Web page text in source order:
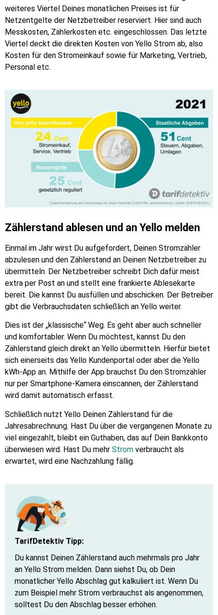
weiteres Viertel Deines monatlichen Preises ist für
Netzentgelte der Netzbetreiber reserviert. Hier sind auch
Messkosten, Zählerkosten etc. eingeschlossen. Das letzte
Viertel deckt die direkten Kosten von Yello Strom ab, also
Kosten für den Stromeinkauf sowie für Marketing, Vertrieb,
Personal etc.
Zählerstand ablesen und an Yello melden
Einmal im Jahr wirst Du aufgefordert, Deinen Stromzähler
abzulesen und den Zählerstand an Deinen Netzbetreiber zu
übermitteln. Der Netzbetreiber schreibt Dich dafür meist
extra per Post an und stellt eine frankierte Ablesekarte
bereit. Die kannst Du ausfüllen und abschicken. Der Betreiber
gibt die Verbrauchsdaten schließlich an Yello weiter.
Dies ist der „klassische“ Weg. Es geht aber auch schneller
und komfortabler. Wenn Du möchtest, kannst Du den
Zählerstand gleich direkt an Yello übermitteln. Hierfür bietet
sich einerseits das Yello Kundenportal oder aber die Yello
kWh-App an. Mithilfe der App brauchst Du den Stromzähler
nur per Smartphone-Kamera einscannen, der Zählerstand
wird damit automatisch erfasst.
Schließlich nutzt Yello Deinen Zählerstand für die
Jahresabrechnung. Hast Du über die vergangenen Monate zu
viel eingezahlt, bleibt ein Guthaben, das auf Dein Bankkonto
überwiesen wird. Hast Du mehr Strom verbraucht als
erwartet, wird eine Nachzahlung fällig.
TarifDetektiv Tipp:
Du kannst Deinen Zählerstand auch mehrmals pro Jahr
an Yello Strom melden. Dann siehst Du, ob Dein
monatlicher Yello Abschlag gut kalkuliert ist. Wenn Du
zum Beispiel mehr Strom verbrauchst als angenommen,
solltest Du den Abschlag besser erhöhen.